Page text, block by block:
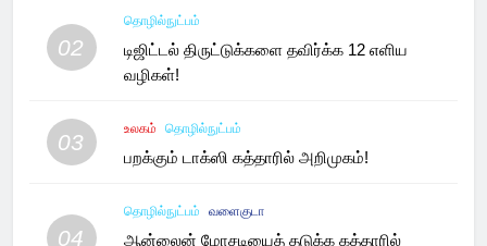
02
தொழில்நுட்பம்
டிஜிட்டல் திருட்டுக்களை தவிர்க்க 12 எளிய
வழிகள்!
03
உலகம் தொழில்நுட்பம்
பறக்கும் டாக்ஸி கத்தாரில் அறிமுகம்!
04
தொழில்நுட்பம் வளைகுடா
ஆன்லைன் மோசடியைத் தடுக்க கத்தாரில்